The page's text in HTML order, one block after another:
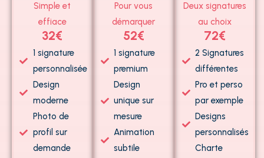
Simple et
effiace
32€
1 signature
personnalisée
Design
moderne
Photo de
profil sur
demande
Pour vous
démarquer
52€
1 signature
premium
Design
unique sur
mesure
Animation
subtile
Deux signatures
au choix
72€
2 Signatures
différentes
Pro et perso
par exemple
Designs
personnalisés
Charte